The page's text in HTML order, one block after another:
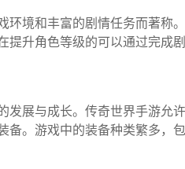
环境和丰富的剧情任务而著称
提升角色等级的可以通过完成
发展与成长。传奇世界手游允
备。游戏中的装备种类繁多，